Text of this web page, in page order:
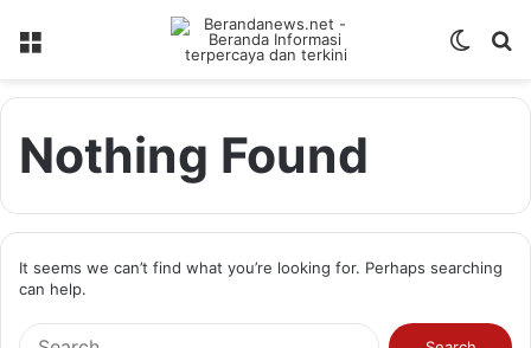
Menu
Switch
Nothing Found
It seems we can’t find what you’re looking for. Perhaps searching
can help.
Search